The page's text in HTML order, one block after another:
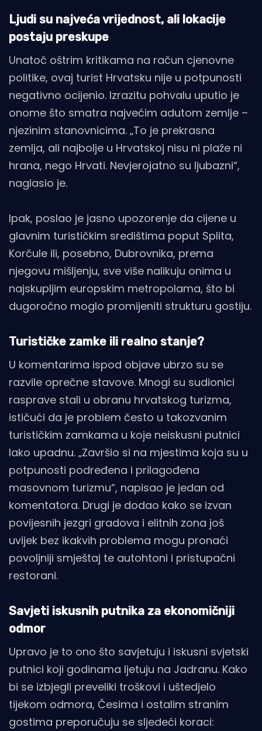
Ljudi su najveća vrijednost, ali lokacije
postaju preskupe
Unatoč oštrim kritikama na račun cjenovne
politike, ovaj turist Hrvatsku nije u potpunosti
negativno ocijenio. Izrazitu pohvalu uputio je
onome što smatra najvećim adutom zemlje –
njezinim stanovnicima. „To je prekrasna
zemlja, ali najbolje u Hrvatskoj nisu ni plaže ni
hrana, nego Hrvati. Nevjerojatno su ljubazni“,
naglasio je.
Ipak, poslao je jasno upozorenje da cijene u
glavnim turističkim središtima poput Splita,
Korčule ili, posebno, Dubrovnika, prema
njegovu mišljenju, sve više nalikuju onima u
najskupljim europskim metropolama, što bi
dugoročno moglo promijeniti strukturu gostiju.
Turističke zamke ili realno stanje?
U komentarima ispod objave ubrzo su se
razvile oprečne stavove. Mnogi su sudionici
rasprave stali u obranu hrvatskog turizma,
ističući da je problem često u takozvanim
turističkim zamkama u koje neiskusni putnici
lako upadnu. „Završio si na mjestima koja su u
potpunosti podređena i prilagođena
masovnom turizmu“, napisao je jedan od
komentatora. Drugi je dodao kako se izvan
povijesnih jezgri gradova i elitnih zona još
uvijek bez ikakvih problema mogu pronaći
povoljniji smještaj te autohtoni i pristupačni
restorani.
Savjeti iskusnih putnika za ekonomičniji
odmor
Upravo je to ono što savjetuju i iskusni svjetski
putnici koji godinama ljetuju na Jadranu. Kako
bi se izbjegli preveliki troškovi i uštedjelo
tijekom odmora, Česima i ostalim stranim
gostima preporučuju se sljedeći koraci: